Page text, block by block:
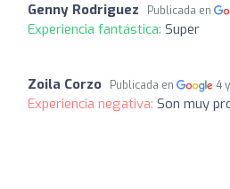
Genny Rodriguez Publicada en
Experiencia fantástica: Super
Zoila Corzo Publicada en 4
Experiencia negativa: Son muy